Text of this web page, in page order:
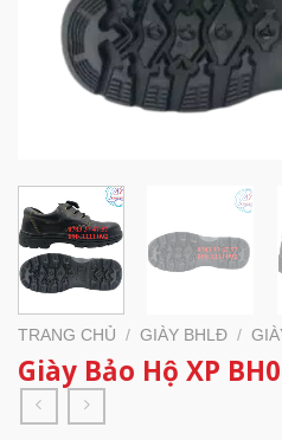
TRANG CHỦ / GIÀY BHLĐ /
Giày Bảo Hộ XP